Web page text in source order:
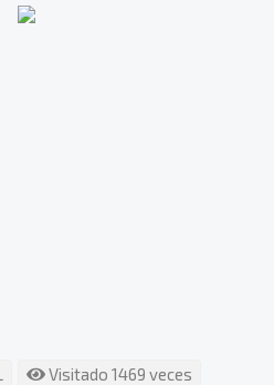
Visitado 1469 veces